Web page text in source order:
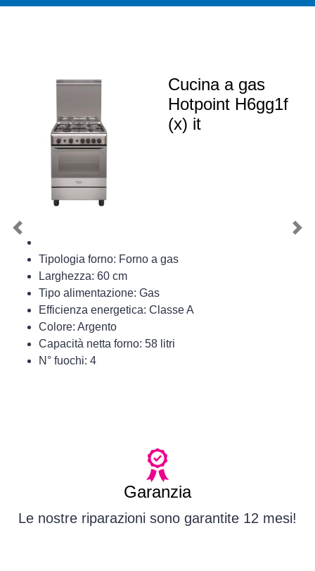
Cucina a gas
Hotpoint H6gg1f
(x) it
Tipologia forno: Forno a gas
Larghezza: 60 cm
Tipo alimentazione: Gas
Efficienza energetica: Classe A
Colore: Argento
Capacità netta forno: 58 litri
N° fuochi: 4
Previous
Garanzia
Le nostre riparazioni sono garantite 12 mesi!